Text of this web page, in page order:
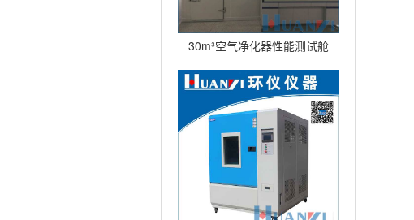
30m³空气净化器性能测试舱
(不锈钢舱）型号：HYQW-
30